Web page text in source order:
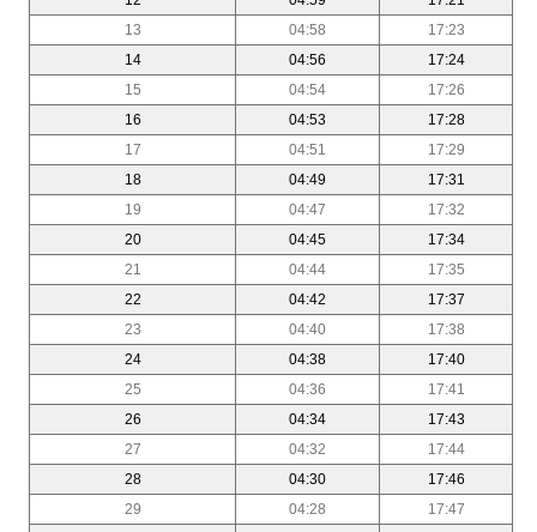
13
04:58
17:23
14
04:56
17:24
15
04:54
17:26
16
04:53
17:28
17
04:51
17:29
18
04:49
17:31
19
04:47
17:32
20
04:45
17:34
21
04:44
17:35
22
04:42
17:37
23
04:40
17:38
24
04:38
17:40
25
04:36
17:41
26
04:34
17:43
27
04:32
17:44
28
04:30
17:46
29
04:28
17:47